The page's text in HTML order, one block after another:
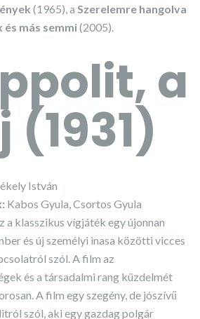
(1965), a Szerelemre hangolva
és más semmi(2005).
a
István
Kabos Gyula, Csortos Gyula
a klasszikus vígjáték egy újonnan
és új személyi inasa közötti vicces
szól. A film az
és a társadalmi rang küzdelmét
A film egy szegény, de jószívű
szól, aki egy gazdag polgár